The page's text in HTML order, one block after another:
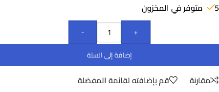
5 متوفر في المخزون
-
+
إضافة إلى السلة
مقارنة قم بإضافته لقائمة المفضلة